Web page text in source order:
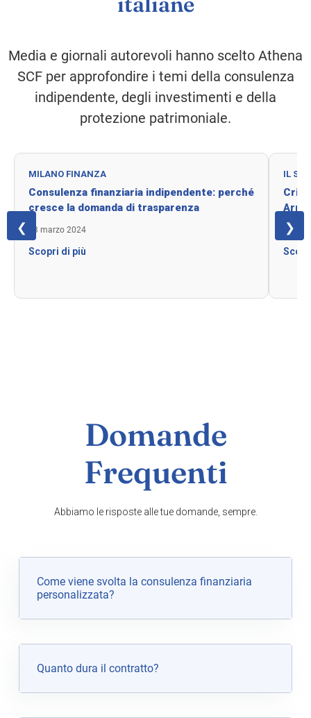
Media e giornali autorevoli hanno scelto Athena
SCF per approfondire i temi della consulenza
indipendente, degli investimenti e della
protezione patrimoniale.
❮
MILANO FINANZA
Consulenza finanziaria indipendente: perché
cresce la domanda di trasparenza
13 marzo 2024
Scopri di più
IL
13
❯
Domande
Frequenti
Abbiamo le risposte alle tue domande, sempre.
Come viene svolta la consulenza finanziaria
personalizzata?
Quanto dura il contratto?